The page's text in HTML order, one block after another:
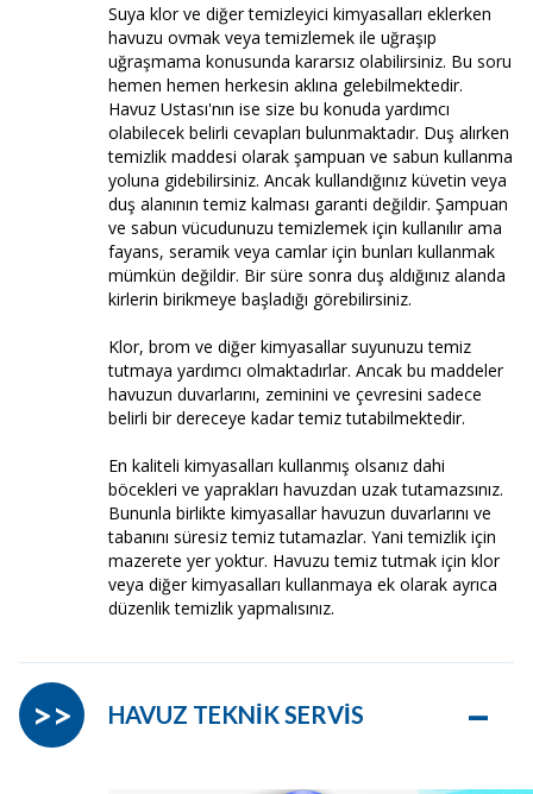
Suya klor ve diğer temizleyici kimyasalları eklerken
havuzu ovmak veya temizlemek ile uğraşıp
uğraşmama konusunda kararsız olabilirsiniz. Bu soru
hemen hemen herkesin aklına gelebilmektedir.
Havuz Ustası'nın ise size bu konuda yardımcı
olabilecek belirli cevapları bulunmaktadır. Duş alırken
temizlik maddesi olarak şampuan ve sabun kullanma
yoluna gidebilirsiniz. Ancak kullandığınız küvetin veya
duş alanının temiz kalması garanti değildir. Şampuan
ve sabun vücudunuzu temizlemek için kullanılır ama
fayans, seramik veya camlar için bunları kullanmak
mümkün değildir. Bir süre sonra duş aldığınız alanda
kirlerin birikmeye başladığı görebilirsiniz.
Klor, brom ve diğer kimyasallar suyunuzu temiz
tutmaya yardımcı olmaktadırlar. Ancak bu maddeler
havuzun duvarlarını, zeminini ve çevresini sadece
belirli bir dereceye kadar temiz tutabilmektedir.
En kaliteli kimyasalları kullanmış olsanız dahi
böcekleri ve yaprakları havuzdan uzak tutamazsınız.
Bununla birlikte kimyasallar havuzun duvarlarını ve
tabanını süresiz temiz tutamazlar. Yani temizlik için
mazerete yer yoktur. Havuzu temiz tutmak için klor
veya diğer kimyasalları kullanmaya ek olarak ayrıca
düzenlik temizlik yapmalısınız.
HAVUZ TEKNİK SERVİS –
>>